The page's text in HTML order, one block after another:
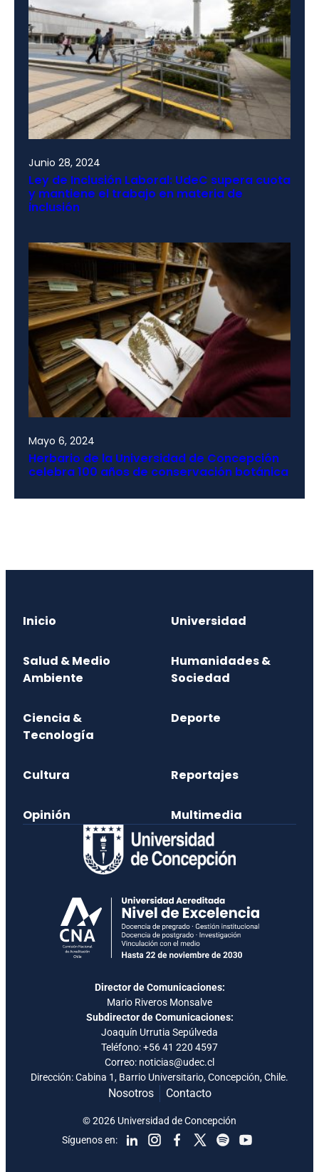
Junio 28, 2024
Ley de Inclusión Laboral: UdeC supera cuota
y mantiene el trabajo en materia de
inclusión
Mayo 6, 2024
Herbario de la Universidad de Concepción
celebra 100 años de conservación botánica
Inicio Universidad
Salud & Medio
Ambiente
Humanidades &
Sociedad
Ciencia &
Tecnología
Deporte
Cultura Reportajes
Opinión Multimedia
Director de Comunicaciones:
Mario Riveros Monsalve
Subdirector de Comunicaciones:
Joaquín Urrutia Sepúlveda
Teléfono:+56 41 220 4597
Correo: noticias@udec.cl
Dirección: Cabina 1, Barrio Universitario, Concepción, Chile.
Nosotros Contacto
Síguenos en:
© 2026 Universidad de Concepción